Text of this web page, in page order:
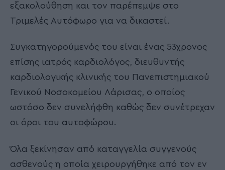
εξακολούθηση και τον παρέπεμψε στο
Τριμελές Αυτόφωρο για να δικαστεί.
Συγκατηγορούμενός του είναι ένας 53χρονος
επίσης ιατρός καρδιολόγος, διευθυντής
καρδιολογικής κλινικής του Πανεπιστημιακού
Γενικού Νοσοκομείου Λάρισας, ο οποίος
ωστόσο δεν συνελήφθη καθώς δεν συνέτρεχαν
οι όροι του αυτοφώρου.
Όλα ξεκίνησαν από καταγγελία συγγενούς
ασθενούς η οποία χειρουργήθηκε από τον εν